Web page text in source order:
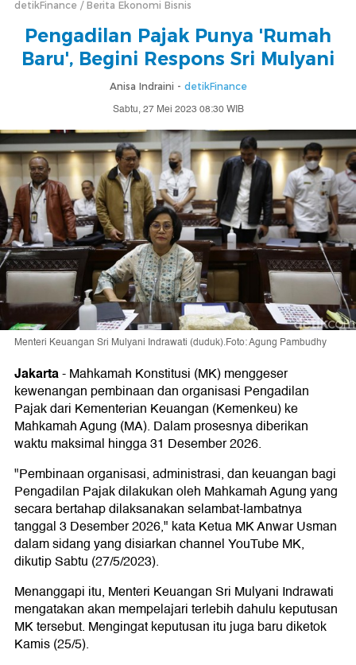
detikFinance Berita Ekonomi Bisnis
Pengadilan Pajak Punya 'Rumah
Baru', Begini Respons Sri Mulyani
Anisa Indraini - detikFinance
Sabtu, 27 Mei 2023 08:30 WIB
Menteri Keuangan Sri Mulyani Indrawati (duduk).Foto: Agung Pambudhy
Jakarta-Mahkamah Konstitusi (MK) menggeser
kewenangan pembinaan dan organisasi Pengadilan
Pajak dari Kementerian Keuangan (Kemenkeu) ke
Mahkamah Agung (MA). Dalam prosesnya diberikan
waktu maksimal hingga 31 Desember 2026.
"Pembinaan organisasi, administrasi, dan keuangan bagi
Pengadilan Pajak dilakukan oleh Mahkamah Agung yang
secara bertahap dilaksanakan selambat-lambatnya
tanggal 3 Desember 2026," kata Ketua MK Anwar Usman
dalam sidang yang disiarkan channel YouTube MK,
dikutip Sabtu (27/5/2023).
Menanggapi itu, Menteri Keuangan Sri Mulyani Indrawati
mengatakan akan mempelajari terlebih dahulu keputusan
MK tersebut. Mengingat keputusan itu juga baru diketok
Kamis (25/5).